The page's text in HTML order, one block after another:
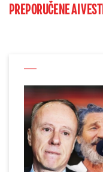
PREPORUČENE AI VESTI